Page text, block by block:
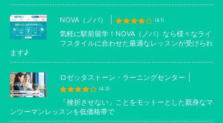
NOVA（ノバ） (4.1)
気軽に駅前留学！NOVA（ノバ）なら様々なライ
フスタイルに合わせた最適なレッスンが受けられ
ます♪
ロゼッタストーン・ラーニングセンター
(4.3)
「挫折させない」ことをモットーとした親身なマ
ンツーマンレッスンを低価格帯で